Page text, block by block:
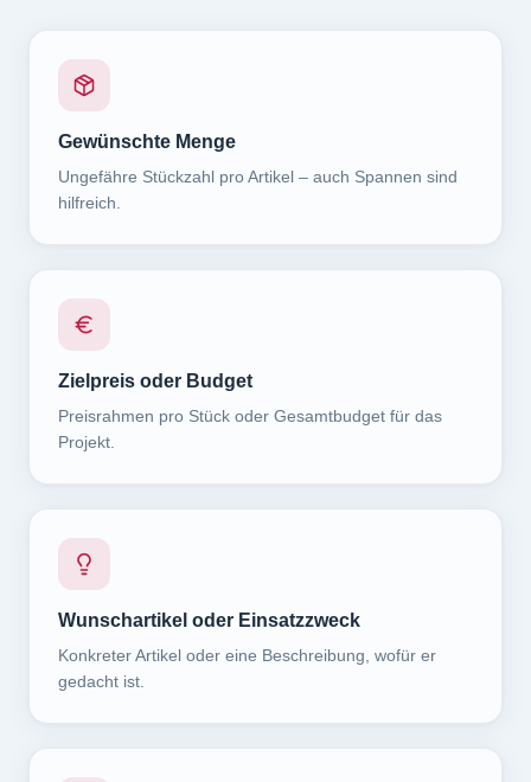
Gewünschte Menge
Ungefähre Stückzahl pro Artikel – auch Spannen sind
hilfreich.
Zielpreis oder Budget
Preisrahmen pro Stück oder Gesamtbudget für das
Projekt.
Wunschartikel oder Einsatzzweck
Konkreter Artikel oder eine Beschreibung, wofür er
gedacht ist.